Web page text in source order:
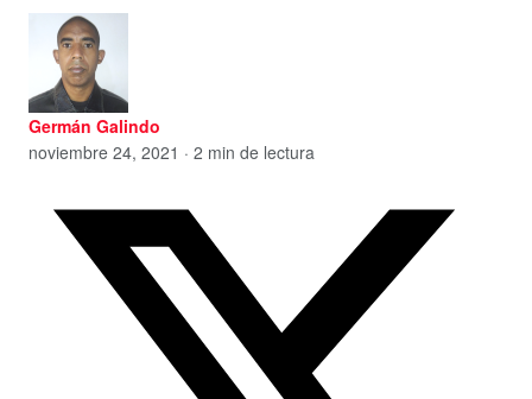
Germán Galindo
noviembre 24, 2021 · 2 min de lectura